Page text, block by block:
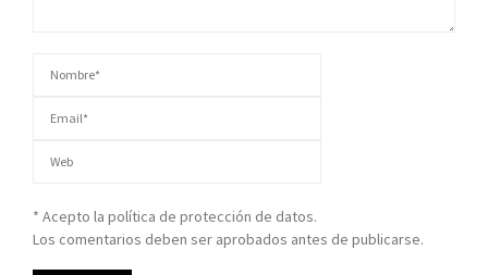
* Acepto la política de protección de datos.
Los comentarios deben ser aprobados antes de publicarse.